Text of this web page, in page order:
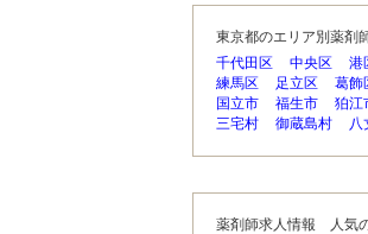
東京都のエリア別薬剤
千代田区
中央区 港
練馬区
足立区 葛飾
国立市
福生市 狛江
三宅村
御蔵島村 八
薬剤師求人情報 人気